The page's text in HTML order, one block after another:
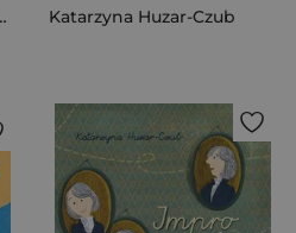
Katarzyna Huzar-Czub
Katarzyna Huzar-Czub